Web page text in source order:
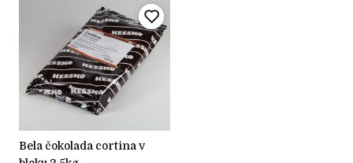
bela čokolada cortina v